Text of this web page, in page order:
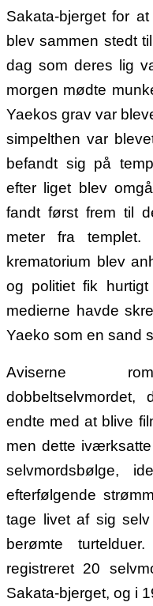
Sakata-bjerget for
blev sammen stedt
dag som deres lig
morgen mødte
Yaekos grav var
simpelthen var
befandt sig på
efter liget blev
fandt først frem til
meter fra
krematorium blev
og politiet fik
medierne havde
Yaeko som en sand
Aviserne
endte med at blive
men dette
selvmordsbølge,
efterfølgende
tage livet af sig
berømte turtelduer.
registreret 20
Sakata-bjerget, og i